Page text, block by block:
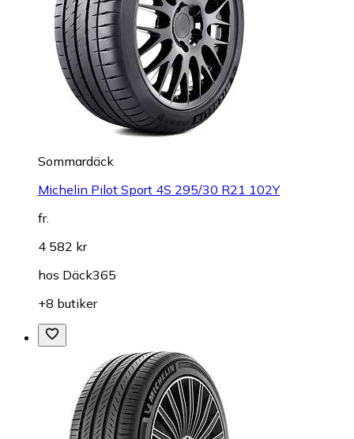
Sommardäck
Michelin Pilot Sport 4S 295/30 R21 102Y
fr.
4 582 kr
hos Däck365
+8 butiker